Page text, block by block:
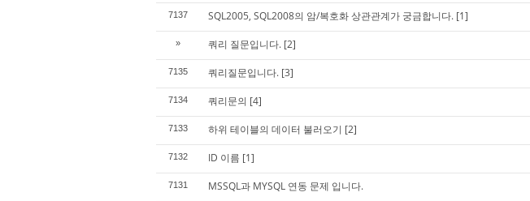
7137 SQL2005, SQL2008의 암/복호화 상관관계가 궁금합니다. [1]
» 쿼리 질문입니다. [2]
7135 쿼리질문입니다. [3]
7134 쿼리문의 [4]
7133 하위 테이블의 데이터 불러오기 [2]
7132 ID 이름 [1]
7131 MSSQL과 MYSQL 연동 문제 입니다.